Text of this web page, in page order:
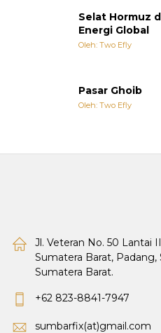
Selat Hormuz
Energi Global
Oleh: Two Efly
Pasar Ghoib
Oleh: Two Efly
Jl. Veteran No. 50 Lantai
Sumatera Barat,
Sumatera Barat.
+62 823-8841-7947
sumbarfix(at)gmail.com